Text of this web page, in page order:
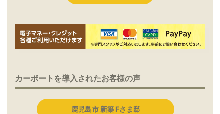
カーポートを導入されたお客様の声
鹿児島市 新築 Fさま邸